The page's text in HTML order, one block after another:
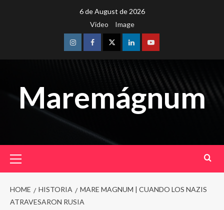
6 de August de 2026
Video
Image
InstagramFacebookTwitterLinkedinYoutube
Maremágnum
Menu
HOME HISTORIA
MARE MAGNUM | CUANDO LOS NAZIS
ATRAVESARON RUSIA